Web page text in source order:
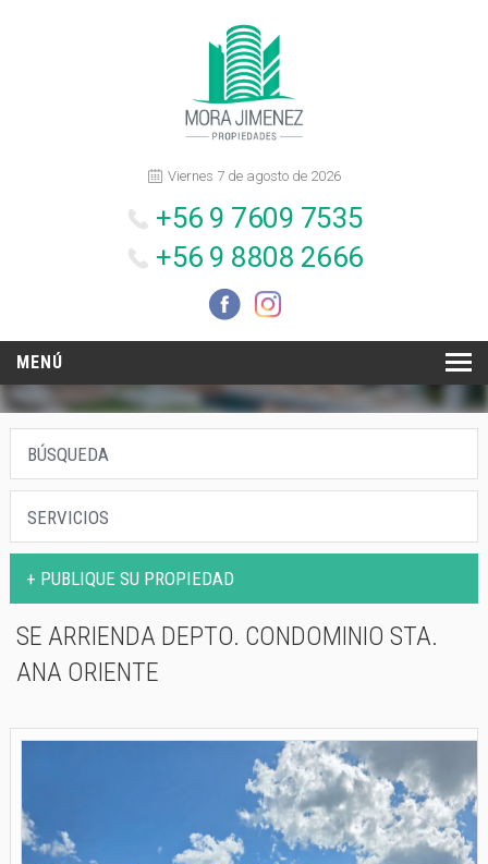
Viernes 7 de agosto de 2026
+56 9 7609 7535
+56 9 8808 2666
MENÚ
INICIO
NOSOTROS
SERVICIOS
BÚSQUEDA
SERVICIOS
+ PUBLIQUE SU PROPIEDAD
SE ARRIENDA DEPTO. CONDOMINIO STA.
ANA ORIENTE